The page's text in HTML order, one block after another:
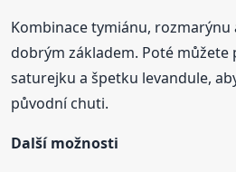
Kombinace tymiánu,
dobrým základem. Poté
saturejku a špetku levandule,
původní chuti.
Další možnosti